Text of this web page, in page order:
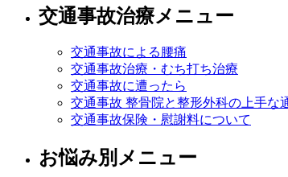
交通事故治療メニュー
交通事故による腰痛
交通事故治療・むち打ち治療
交通事故に遭ったら
交通事故 整骨院と整形外科の上手な
交通事故保険・慰謝料について
お悩み別メニュー